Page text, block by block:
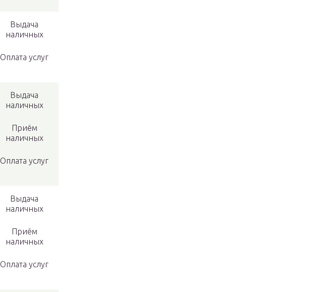
Выдача
наличных
Оплата услуг
Выдача
наличных
Приём
наличных
Оплата услуг
Выдача
наличных
Приём
наличных
Оплата услуг